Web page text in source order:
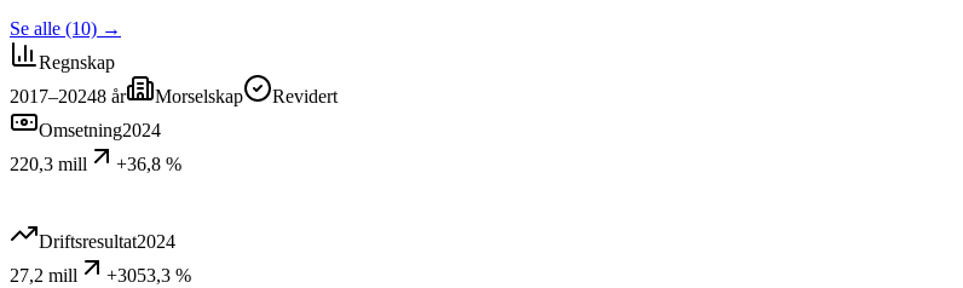
Se alle (10) →
Regnskap
2017–20248 år Morselskap
Revidert
Omsetning2024
220,3 mill
+36,8 %
Driftsresultat2024
27,2 mill
+3053,3 %